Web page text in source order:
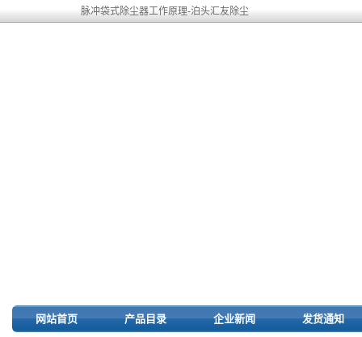
脉冲袋式除尘器工作原理-泊头汇友除尘
网站首页 产品目录 企业新闻 发货通知